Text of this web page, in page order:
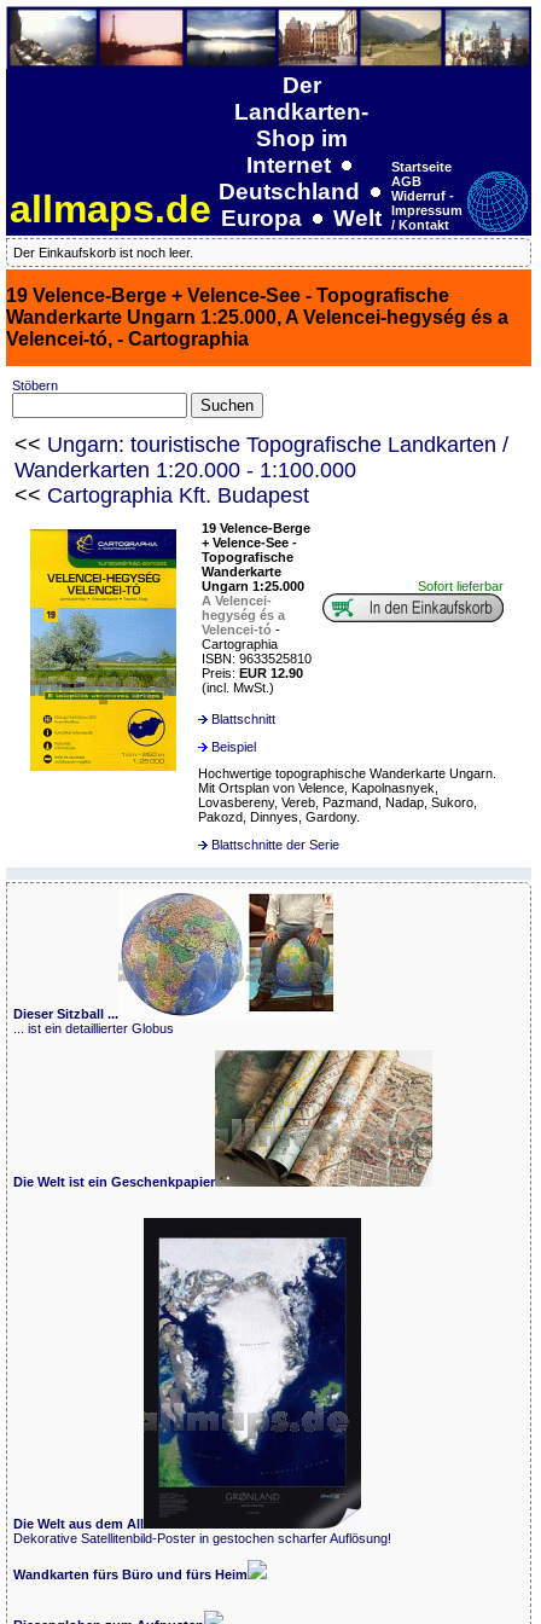
allmaps.de
Der
Landkarten-
Shop im
Internet
Deutschland
Europa
Welt
Startseite
AGB
Widerruf -
Impressum
/ Kontakt
Der Einkaufskorb ist noch leer.
19 Velence-Berge + Velence-See - Topografische
Wanderkarte Ungarn 1:25.000, A Velencei-hegység és a
Velencei-tó, - Cartographia
Stöbern
<< Ungarn: touristische Topografische Landkarten /
Wanderkarten 1:20.000 - 1:100.000
<< Cartographia Kft. Budapest
19 Velence-Berge
+ Velence-See -
Topografische
Wanderkarte
Ungarn 1:25.000
A Velencei-
hegység és a
Velencei-tó -
Cartographia
ISBN: 9633525810
Preis: EUR 12.90
(incl. MwSt.)
Sofort lieferbar
Blattschnitt
Beispiel
Hochwertige topographische Wanderkarte Ungarn.
Mit Ortsplan von Velence, Kapolnasnyek,
Lovasbereny, Vereb, Pazmand, Nadap, Sukoro,
Pakozd, Dinnyes, Gardony.
Blattschnitte der Serie
Dieser Sitzball ...
... ist ein detaillierter Globus
Die Welt ist ein Geschenkpapier
Die Welt aus dem All
Dekorative Satellitenbild-Poster in gestochen scharfer Auflösung!
Wandkarten fürs Büro und fürs Heim